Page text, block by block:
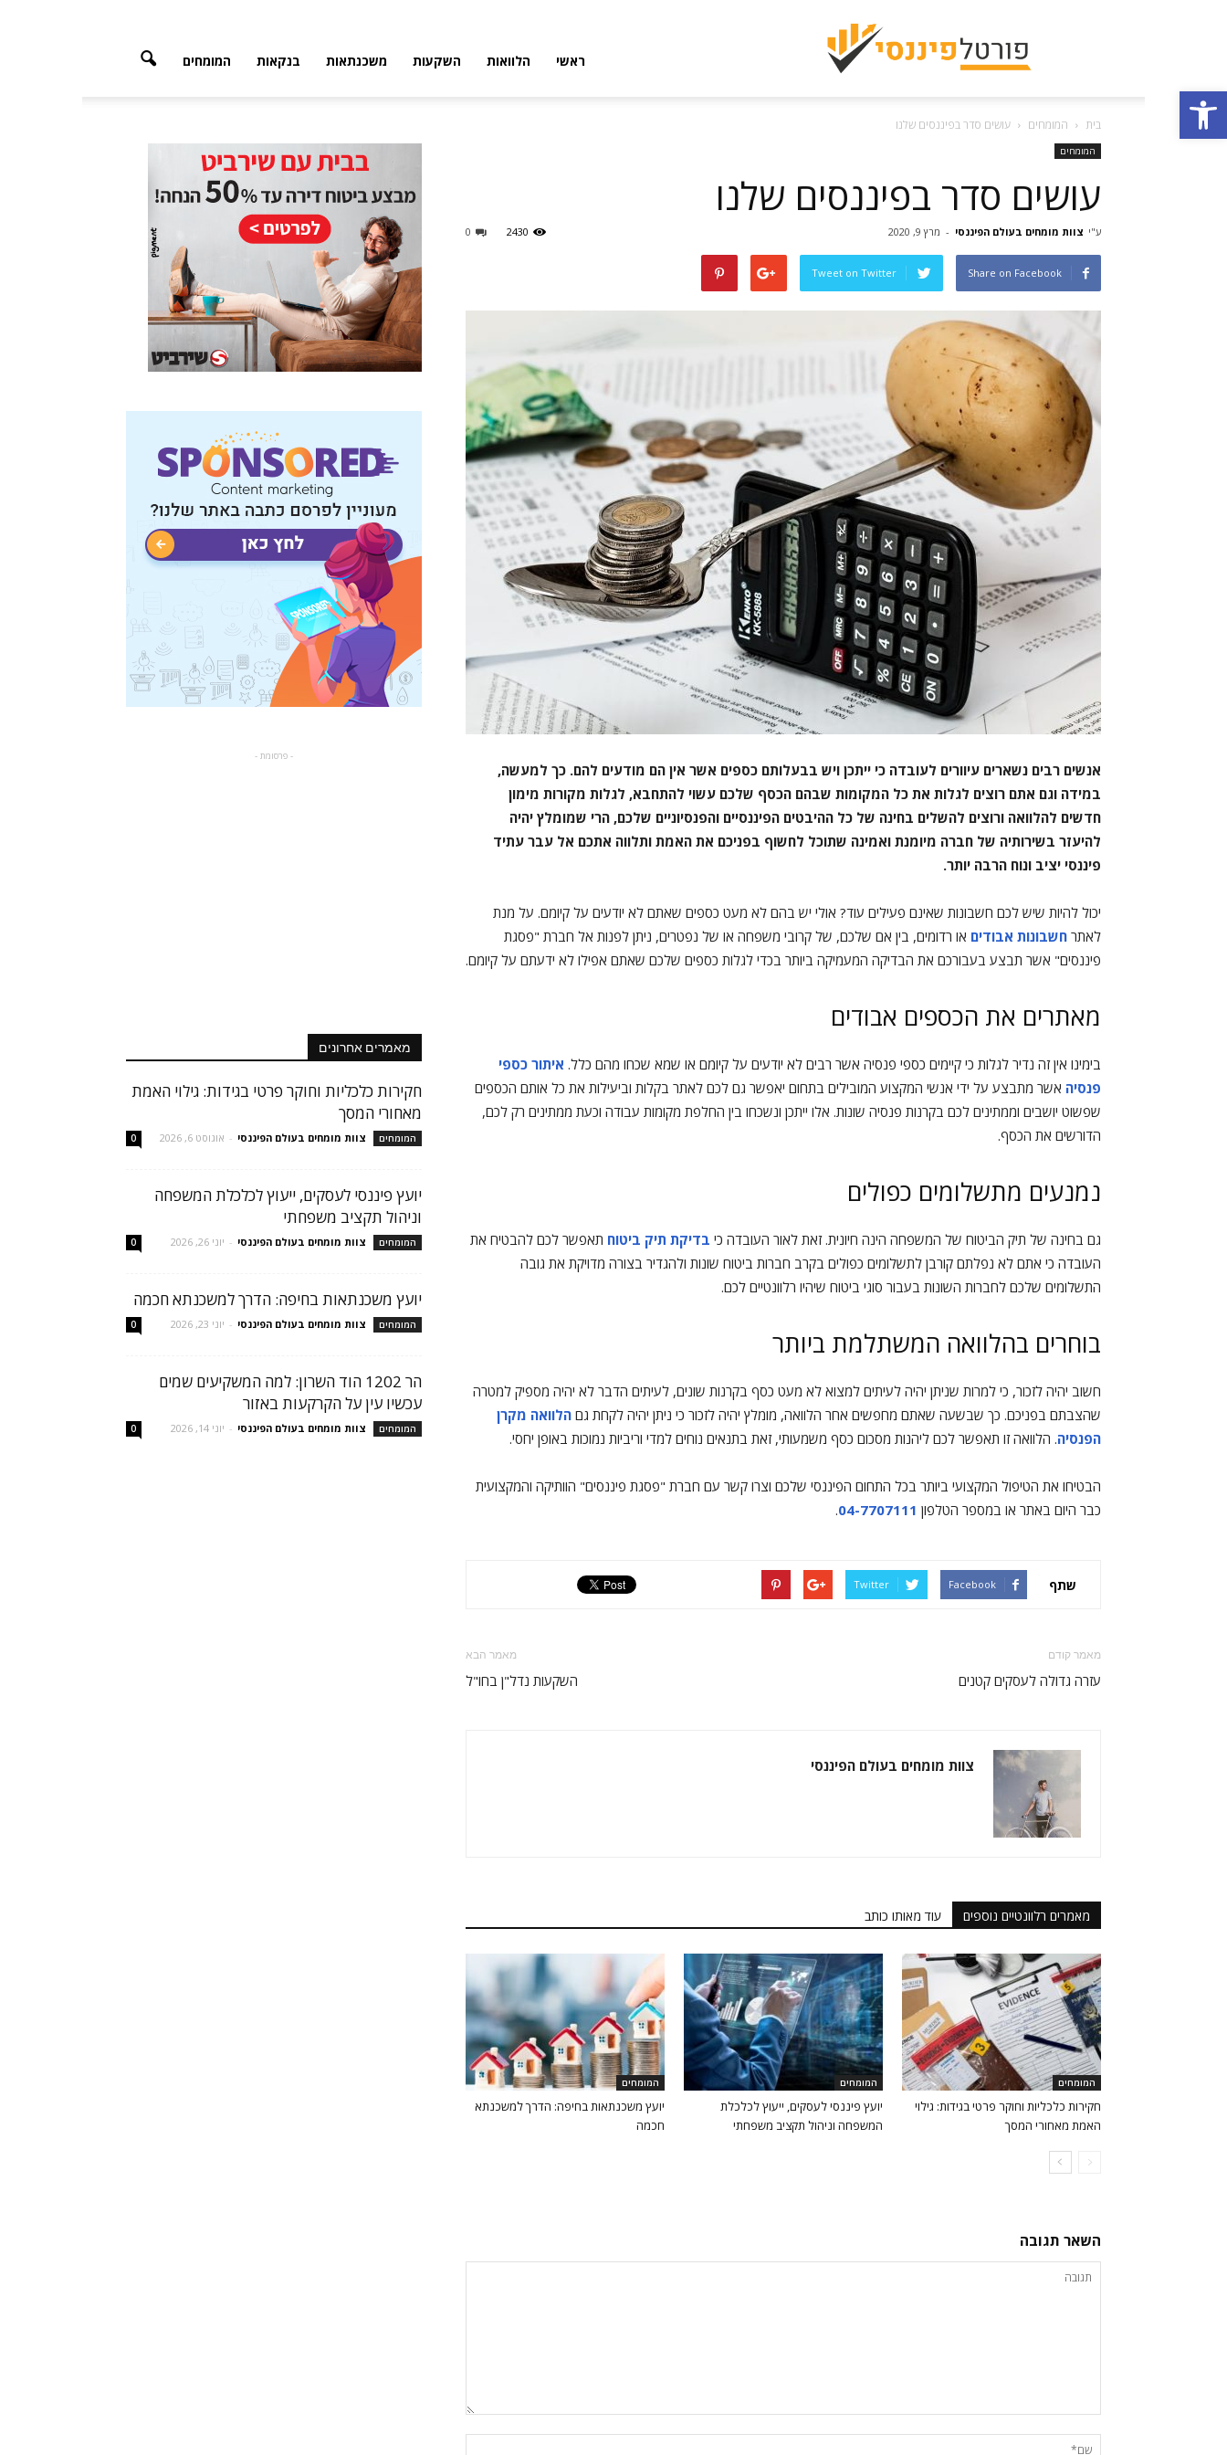
פתח סרגל נגישות
ראשי הלוואות השקעות משכנתאות בנקאות המומחים
בית המומחים עושים סדר בפיננסים שלנו
המומחים
עושים סדר בפיננסים שלנו
ע"י צוות מומחים בעולם הפיננסי - מרץ 9, 2020 0 2430
Share on Facebook
Tweet on Twitter
אנשים רבים נשארים עיוורים לעובדה כי ייתכן ויש בבעלותם כספים אשר אין הם מודעים להם. כך למעשה,
במידה וגם אתם רוצים לגלות את כל המקומות שבהם הכסף שלכם עשוי להתחבא, לגלות מקורות מימון
חדשים להלוואה ורוצים להשלים בחינה של כל ההיבטים הפיננסיים והפנסיוניים שלכם, הרי שמומלץ יהיה
להיעזר בשירותיה של חברה מיומנת ואמינה שתוכל לחשוף בפניכם את האמת ותלווה אתכם אל עבר עתיד
פיננסי יציב ונוח הרבה יותר.
יכול להיות שיש לכם חשבונות שאינם פעילים עוד? אולי יש בהם לא מעט כספים שאתם לא יודעים על קיומם. על מנת
לאתר חשבונות אבודים או רדומים, בין אם שלכם, של קרובי משפחה או של נפטרים, ניתן לפנות אל חברת "פסגת
פיננסים" אשר תבצע בעבורכם את הבדיקה המעמיקה ביותר בכדי לגלות כספים שלכם שאתם אפילו לא ידעתם על קיומם.
מאתרים את הכספים אבודים
בימינו אין זה נדיר לגלות כי קיימים כספי פנסיה אשר רבים לא יודעים על קיומם או שמא שכחו מהם כלל. איתור כספי
פנסיה אשר מתבצע על ידי אנשי המקצוע המובילים בתחום יאפשר גם לכם לאתר בקלות וביעילות את כל אותם הכספים
שפשוט יושבים וממתינים לכם בקרנות פנסיה שונות. אלו ייתכן ונשכחו בין החלפת מקומות עבודה וכעת ממתינים רק לכם,
הדורשים את הכסף.
נמנעים מתשלומים כפולים
גם בחינה של תיק הביטוח של המשפחה הינה חיונית. זאת לאור העובדה כי בדיקת תיק ביטוח תאפשר לכם להבטיח את
העובדה כי אתם לא נפלתם קורבן לתשלומים כפולים בקרב חברות ביטוח שונות ולהגדיר בצורה מדויקת את גובה
התשלומים שלכם לחברות השונות בעבור סוגי ביטוח שיהיו רלוונטיים לכם.
בוחרים בהלוואה המשתלמת ביותר
חשוב יהיה לזכור, כי למרות שניתן יהיה לעיתים למצוא לא מעט כסף בקרנות שונים, לעיתים הדבר לא יהיה מספיק למטרה
שהצבתם בפניכם. כך שבשעה שאתם מחפשים אחר הלוואה, מומלץ יהיה לזכור כי ניתן יהיה לקחת גם הלוואה מקרן
הפנסיה. הלוואה זו תאפשר לכם ליהנות מסכום כסף משמעותי, זאת בתנאים נוחים למדי וריביות נמוכות באופן יחסי.
הבטיחו את הטיפול המקצועי ביותר בכל התחום הפיננסי שלכם וצרו קשר עם חברת "פסגת פיננסים" הוותיקה והמקצועית
כבר היום באתר או במספר הטלפון 04-7707111
.
שתף Facebook
Twitter
מאמר קודם
עזרה גדולה לעסקים קטנים
מאמר הבא
השקעות נדל"ן בחו"ל
צוות מומחים בעולם הפיננסי
מאמרים רלוונטיים נוספים עוד מאותו כותב
המומחים
חקירות כלכליות וחוקר פרטי בגידות: גילוי
האמת מאחורי המסך
המומחים
יועץ פיננסי לעסקים, ייעוץ לכלכלת
המשפחה וניהול תקציב משפחתי
המומחים
יועץ משכנתאות בחיפה: הדרך למשכנתא
חכמה
השאר תגובה
- פרסומת -
מאמרים אחרונים
חקירות כלכליות וחוקר פרטי בגידות: גילוי האמת
מאחורי המסך
המומחים צוות מומחים בעולם הפיננסי - אוגוסט 6, 2026 0
יועץ פיננסי לעסקים, ייעוץ לכלכלת המשפחה
וניהול תקציב משפחתי
המומחים צוות מומחים בעולם הפיננסי - יוני 26, 2026 0
יועץ משכנתאות בחיפה: הדרך למשכנתא חכמה
המומחים צוות מומחים בעולם הפיננסי - יוני 23, 2026 0
הר 1202 הוד השרון: למה המשקיעים שמים
עכשיו עין על הקרקעות באזור
המומחים צוות מומחים בעולם הפיננסי - יוני 14, 2026 0